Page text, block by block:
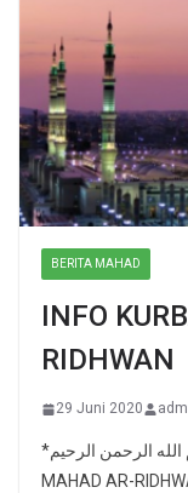
BERITA MAHAD
INFO
RIDHWAN
29 Juni 2020
*بسم الله الرحمن الرحيم.* ? INFO IBADAH KURBAN 1441 H
MAHAD AR-